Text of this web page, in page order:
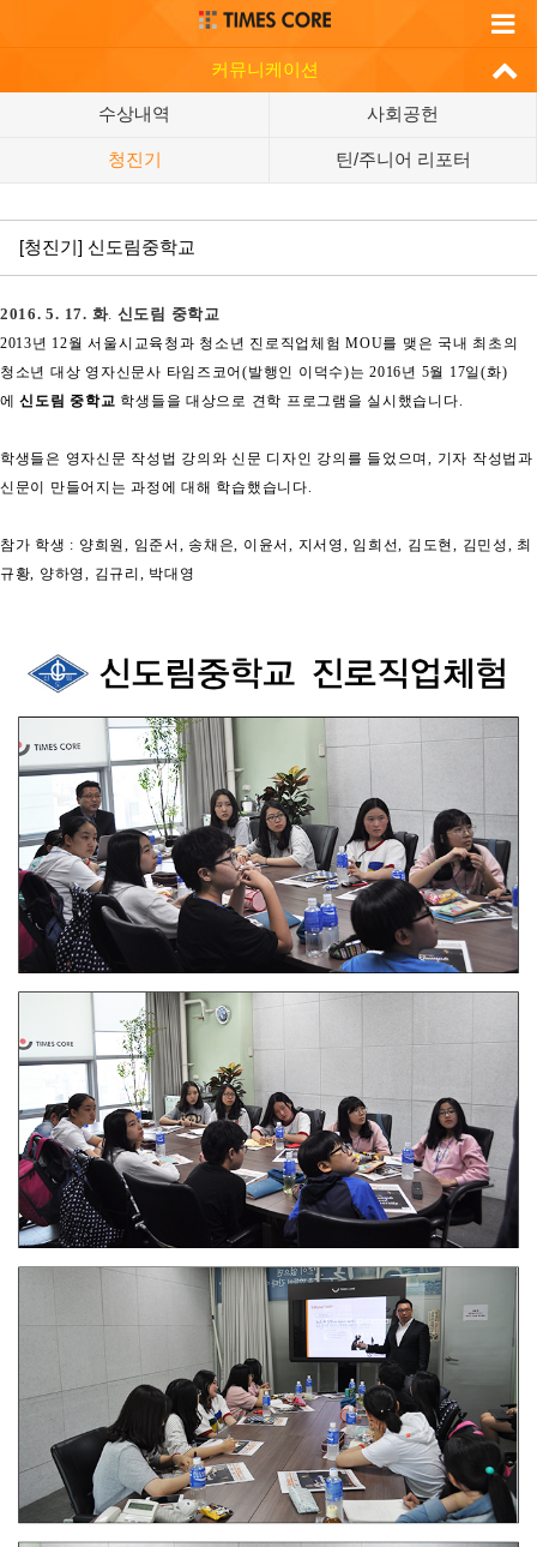
커뮤니케이션
수상내역 사회공헌
청진기 틴/주니어 리포터
[청진기] 신도림중학교
2016. 5. 17. 화. 신도림 중학교
2013년 12월 서울시교육청과 청소년 진로직업체험 MOU를 맺은 국내 최초의
청소년 대상 영자신문사 타임즈코어(발행인 이덕수)는 2016년 5월 17일(화)
에
신도림 중학교 학생들을 대상으로 견학 프로그램을 실시했습니다.
학생들은 영자신문 작성법 강의와 신문 디자인 강의를 들었으며, 기자 작성법과
신문이 만들어지는 과정에 대해 학습했습니다.
참가 학생 : 양희원, 임준서 , 송채은, 이윤서, 지서영, 임희선, 김도현, 김민성, 최
규황, 양하영, 김규리 , 박대영